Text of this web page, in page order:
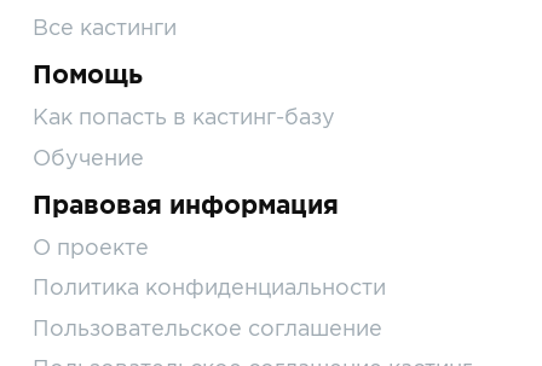
Все кастинги
Помощь
Как попасть в кастинг-базу
Обучение
Правовая информация
О проекте
Политика конфиденциальности
Пользовательское соглашение